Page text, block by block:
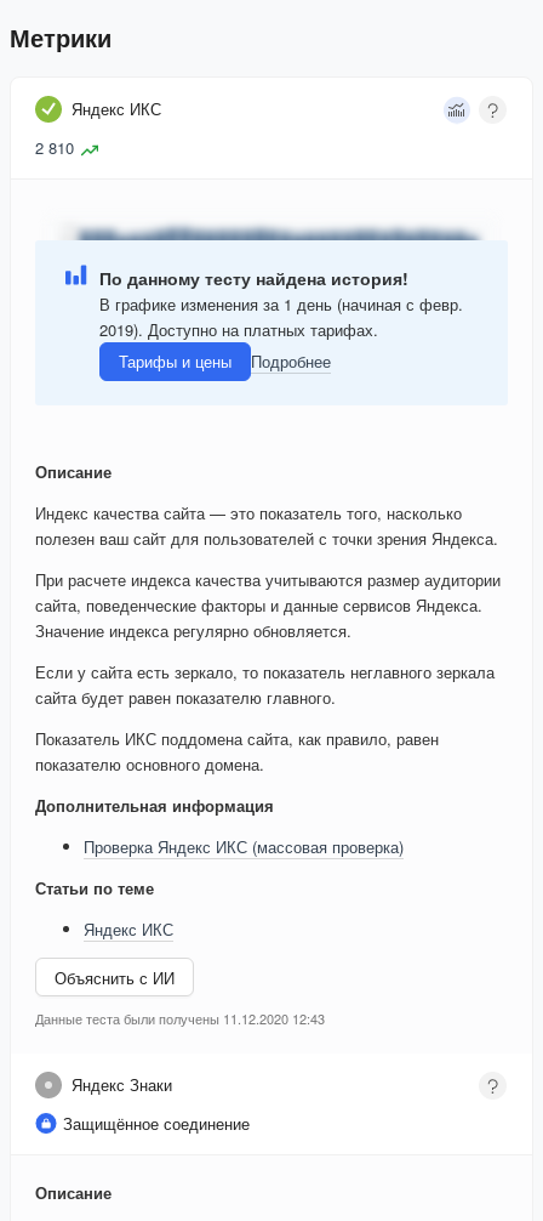
Метрики
Яндекс ИКС
2 810
По данному тесту найдена история!
В графике изменения за 1 день (начиная с февр.
2019). Доступно на платных тарифах.
Тарифы и цены
Подробнее
Описание
Индекс качества сайта — это показатель того, насколько
полезен ваш сайт для пользователей с точки зрения Яндекса.
При расчете индекса качества учитываются размер аудитории
сайта, поведенческие факторы и данные сервисов Яндекса.
Значение индекса регулярно обновляется.
Если у сайта есть зеркало, то показатель неглавного зеркала
сайта будет равен показателю главного.
Показатель ИКС поддомена сайта, как правило, равен
показателю основного домена.
Дополнительная информация
Проверка Яндекс ИКС (массовая проверка)
Статьи по теме
Яндекс ИКС
Объяснить с ИИ
Данные теста были получены 11.12.2020 12:43
Яндекс Знаки
Защищённое соединение
Описание